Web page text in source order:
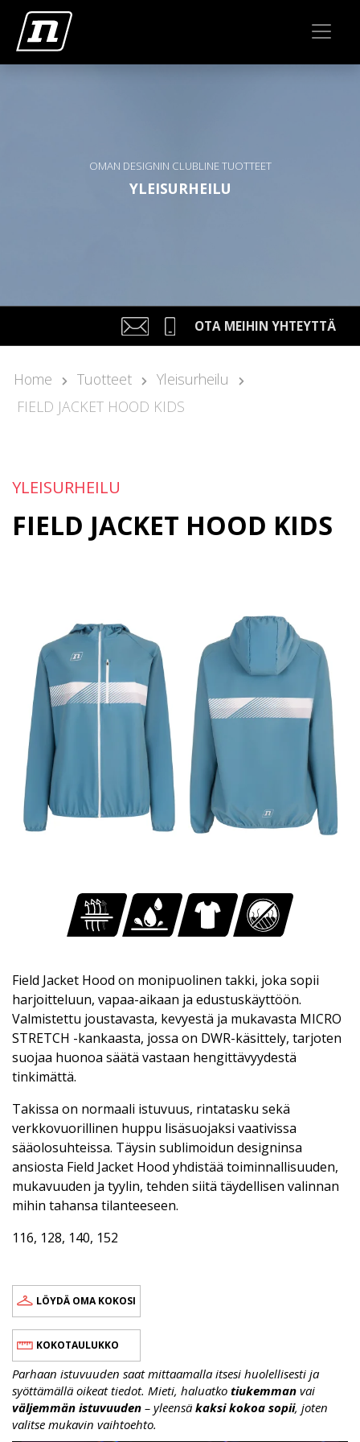
OMAN DESIGNIN CLUBLINE TUOTTEET
YLEISURHEILU
OTA MEIHIN YHTEYTTÄ
Kari Arponen
Avainasiakaspäällikkö
kari.arponen@nonamesport.com
Myyntipäällikkö
Phone:+358 50 596 8651
Home Tuotteet
Yleisurheilu
FIELD JACKET HOOD KIDS
YLEISURHEILU
FIELD JACKET HOOD KIDS
Field Jacket Hood on monipuolinen takki, joka sopii
harjoitteluun, vapaa-aikaan ja edustuskäyttöön.
Valmistettu joustavasta, kevyestä ja mukavasta MICRO
STRETCH -kankaasta, jossa on DWR-käsittely, tarjoten
suojaa huonoa säätä vastaan hengittävyydestä
tinkimättä.
Takissa on normaali istuvuus, rintatasku sekä
verkkovuorillinen huppu lisäsuojaksi vaativissa
sääolosuhteissa. Täysin sublimoidun designinsa
ansiosta Field Jacket Hood yhdistää toiminnallisuuden,
mukavuuden ja tyylin, tehden siitä täydellisen valinnan
mihin tahansa tilanteeseen.
116, 128, 140, 152
LÖYDÄ OMA KOKOSI
KOKOTAULUKKO
Parhaan istuvuuden saat mittaamalla itsesi huolellisesti ja
syöttämällä oikeat tiedot. Mieti, haluatko tiukemman vai
väljemmän istuvuuden – yleensä kaksi kokoa sopii, joten
valitse mukavin vaihtoehto.